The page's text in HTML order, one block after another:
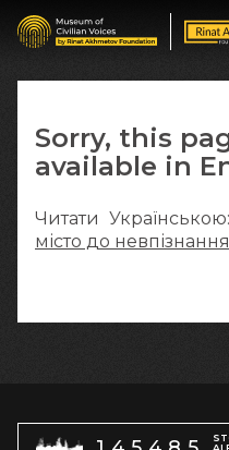
Sorry, this
available in
Читати
місто до